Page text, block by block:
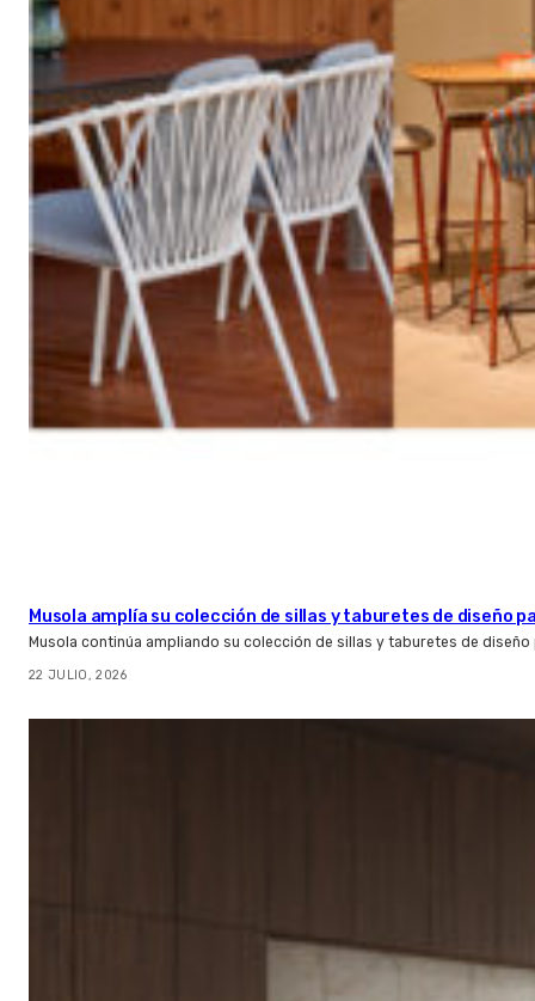
Musola amplía su colección de sillas y taburetes de diseño
Musola continúa ampliando su colección de sillas y taburetes de
22 JULIO, 2026